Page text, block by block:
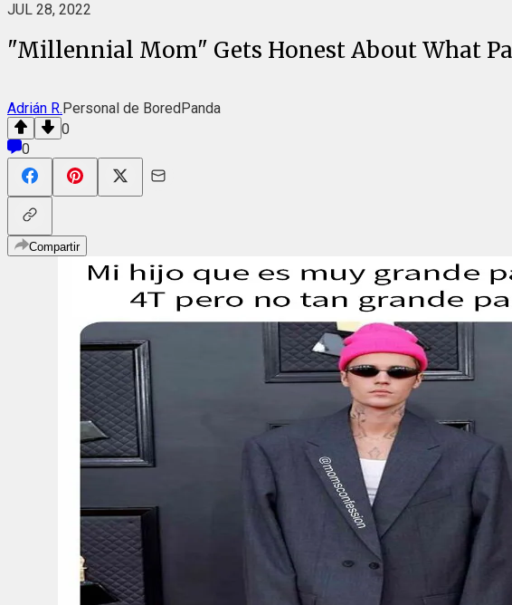
JUL 28, 2022
"Millennial Mom" Gets Honest About What
Adrián R.Personal de BoredPanda
0
0
Compartir